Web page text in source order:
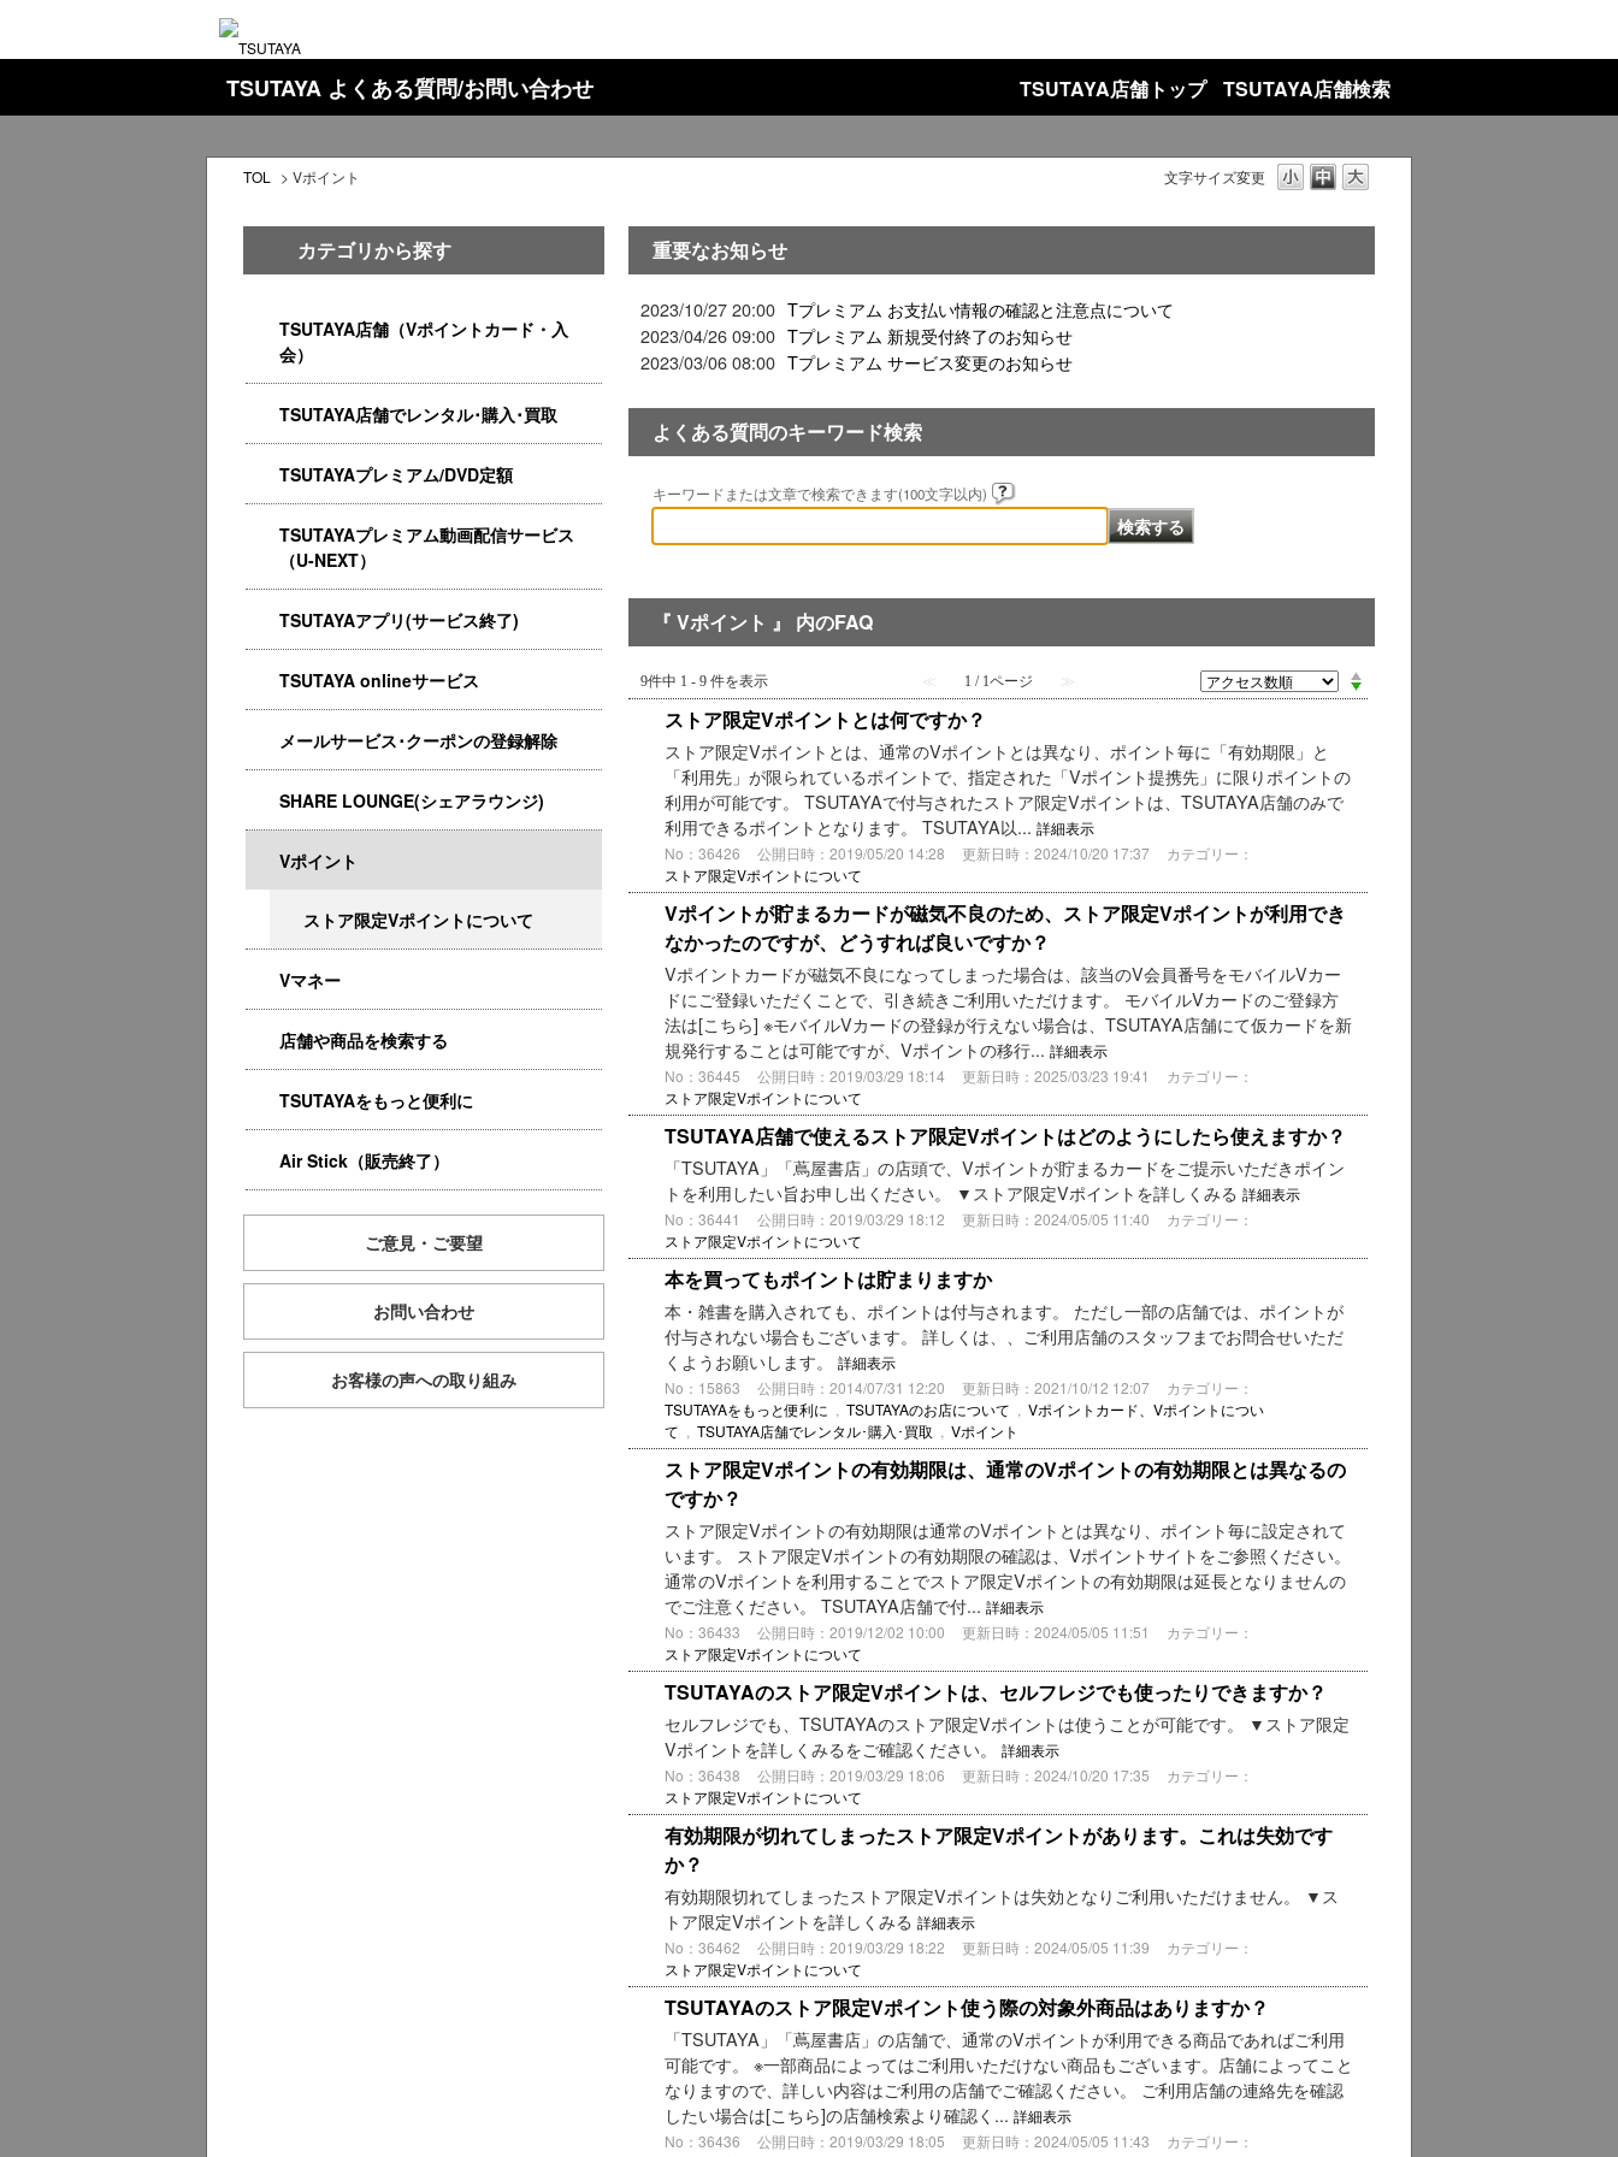
TSUTAYA よくある質問/お問い合わせ TSUTAYA店舗トップ TSUTAYA店舗検索
文字サイズ変更
TOL > Vポイント
カテゴリから探す
TSUTAYA店舗（Vポイントカード・入
会）
TSUTAYA店舗でレンタル･購入･買取
TSUTAYAプレミアム/DVD定額
TSUTAYAプレミアム動画配信サービス
（U-NEXT）
TSUTAYAアプリ(サービス終了)
TSUTAYA onlineサービス
メールサービス･クーポンの登録解除
SHARE LOUNGE(シェアラウンジ)
Vポイント
ストア限定Vポイントについて
Vマネー
店舗や商品を検索する
TSUTAYAをもっと便利に
Air Stick（販売終了）
ご意見・ご要望
お問い合わせ
お客様の声への取り組み
重要なお知らせ
2023/10/27 20:00 Tプレミアム お支払い情報の確認と注意点について
2023/04/26 09:00 Tプレミアム 新規受付終了のお知らせ
2023/03/06 08:00 Tプレミアム サービス変更のお知らせ
よくある質問のキーワード検索
キーワードまたは文章で検索できます(100文字以内)
『 Vポイント 』 内のFAQ
9件中 1 - 9 件を表示 ≪ 1 / 1ページ ≫
ストア限定Vポイントとは何ですか？
ストア限定Vポイントとは、通常のVポイントとは異なり、ポイント毎に「有効期限」と
「利用先」が限られているポイントで、指定された「Vポイント提携先」に限りポイントの
利用が可能です。 TSUTAYAで付与されたストア限定Vポイントは、TSUTAYA店舗のみで
利用できるポイントとなります。 TSUTAYA以... 詳細表示
No：36426 公開日時：2019/05/20 14:28 更新日時：2024/10/20 17:37
カテゴリー：
ストア限定Vポイントについて
Vポイントが貯まるカードが磁気不良のため、ストア限定Vポイントが利用でき
なかったのですが、どうすれば良いですか？
Vポイントカードが磁気不良になってしまった場合は、該当のV会員番号をモバイルVカー
ドにご登録いただくことで、引き続きご利用いただけます。 モバイルVカードのご登録方
法は[こちら] ※モバイルVカードの登録が行えない場合は、TSUTAYA店舗にて仮カードを新
規発行することは可能ですが、Vポイントの移行... 詳細表示
No：36445 公開日時：2019/03/29 18:14 更新日時：2025/03/23 19:41
カテゴリー：
ストア限定Vポイントについて
TSUTAYA店舗で使えるストア限定Vポイントはどのようにしたら使えますか？
「TSUTAYA」「蔦屋書店」の店頭で、Vポイントが貯まるカードをご提示いただきポイン
トを利用したい旨お申し出ください。 ▼ストア限定Vポイントを詳しくみる 詳細表示
No：36441 公開日時：2019/03/29 18:12 更新日時：2024/05/05 11:40
カテゴリー：
ストア限定Vポイントについて
本を買ってもポイントは貯まりますか
本・雑書を購入されても、ポイントは付与されます。 ただし一部の店舗では、ポイントが
付与されない場合もございます。 詳しくは、、ご利用店舗のスタッフまでお問合せいただ
くようお願いします。
詳細表示
No：15863 公開日時：2014/07/31 12:20 更新日時：2021/10/12 12:07
カテゴリー：
TSUTAYAをもっと便利に
TSUTAYAのお店について
Vポイントカード、Vポイントについ
て
TSUTAYA店舗でレンタル･購入･買取 Vポイント
ストア限定Vポイントの有効期限は、通常のVポイントの有効期限とは異なるの
ですか？
ストア限定Vポイントの有効期限は通常のVポイントとは異なり、ポイント毎に設定されて
います。 ストア限定Vポイントの有効期限の確認は、Vポイントサイトをご参照ください。
通常のVポイントを利用することでストア限定Vポイントの有効期限は延長となりませんの
でご注意ください。 TSUTAYA店舗で付... 詳細表示
No：36433 公開日時：2019/12/02 10:00 更新日時：2024/05/05 11:51
カテゴリー：
ストア限定Vポイントについて
TSUTAYAのストア限定Vポイントは、セルフレジでも使ったりできますか？
セルフレジでも、TSUTAYAのストア限定Vポイントは使うことが可能です。 ▼ストア限定
Vポイントを詳しくみるをご確認ください。
詳細表示
No：36438 公開日時：2019/03/29 18:06 更新日時：2024/10/20 17:35
カテゴリー：
ストア限定Vポイントについて
有効期限が切れてしまったストア限定Vポイントがあります。これは失効です
か？
有効期限切れてしまったストア限定Vポイントは失効となりご利用いただけません。 ▼ス
トア限定Vポイントを詳しくみる 詳細表示
No：36462 公開日時：2019/03/29 18:22 更新日時：2024/05/05 11:39
カテゴリー：
ストア限定Vポイントについて
TSUTAYAのストア限定Vポイント使う際の対象外商品はありますか？
「TSUTAYA」「蔦屋書店」の店舗で、通常のVポイントが利用できる商品であればご利用
可能です。 ※一部商品によってはご利用いただけない商品もございます。店舗によってこと
なりますので、詳しい内容はご利用の店舗でご確認ください。 ご利用店舗の連絡先を確認
したい場合は[こちら]の店舗検索より確認く... 詳細表示
No：36436 公開日時：2019/03/29 18:05 更新日時：2024/05/05 11:43
カテゴリー：